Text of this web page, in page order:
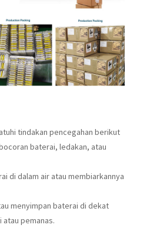
tindakan pencegahan berikut
baterai, ledakan, atau
di dalam air atau membiarkannya
menyimpan baterai di dekat
pemanas.